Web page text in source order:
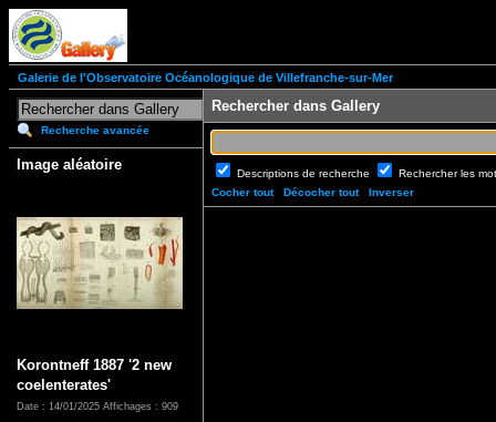
Galerie de l'Observatoire Océanologique de Villefranche-sur-Mer
Recherche avancée
Image aléatoire
Korontneff 1887 '2 new
coelenterates'
Date : 14/01/2025 Affichages : 909
Rechercher dans Gallery
Descriptions de recherche
Rechercher les
Cocher tout
Décocher tout Inverser